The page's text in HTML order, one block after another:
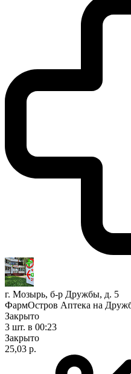
г. Мозырь, б-р Дружбы, д. 5
ФармОстров Аптека на
Закрыто
3 шт. в 00:23
Закрыто
25,03 р.